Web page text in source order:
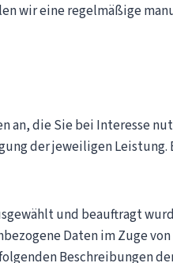
wir eine regelmäßige
an, die Sie bei Interesse
der jeweiligen
und beauftragt
Daten im Zuge
Beschreibungen